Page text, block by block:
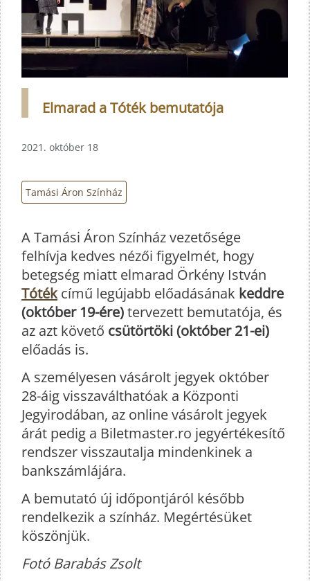
Elmarad a Tóték bemutatója
2021. október 18
Tamási Áron Színház
A Tamási Áron Színház vezetősége
felhívja kedves nézői figyelmét, hogy
betegség miatt elmarad Örkény István
Tótékcímű legújabb előadásának keddre
(október 19-ére)tervezett bemutatója, és
az azt követő csütörtöki (október 21-ei)
előadás is.
A személyesen vásárolt jegyek október
28-áig visszaválthatóak a Központi
Jegyirodában, az online vásárolt jegyek
árát pedig a Biletmaster.ro jegyértékesítő
rendszer visszautalja mindenkinek a
bankszámlájára.
A bemutató új időpontjáról később
rendelkezik a színház. Megértésüket
köszönjük.
Fotó Barabás Zsolt